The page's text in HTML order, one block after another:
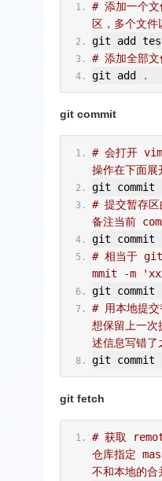
# 添加一个
区，多个文件
git add
# 添加全部文
git add
.
git commit
# 会打开
操作在下面展
git commit
# 提交暂存区
备注当前
git commit
# 相当于
mmit -m
git commit
# 用本地提交
想保留上一次
述信息写错了
git commit
git fetch
# 获取
仓库指定
不和本地的合